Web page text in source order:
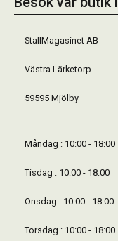
StallMagasinet AB
Västra Lärketorp
59595 Mjölby
Måndag : 10:00 - 18:00
Tisdag : 10:00 - 18:00
Onsdag : 10:00 - 18:00
Torsdag : 10:00 - 18:00